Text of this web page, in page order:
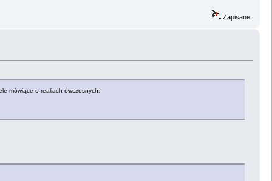
Zapisane
mówiące o realiach ówczesnych.